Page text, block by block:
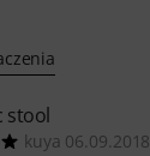
stool
kuya 06.09.2018